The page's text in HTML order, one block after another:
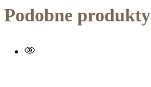
Podobne produkty